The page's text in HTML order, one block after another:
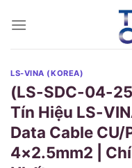
LS-VINA (KOREA)
(LS-SDC-04-
Tín Hiệu LS-
Data Cable CU/
4×2.5mm2 |